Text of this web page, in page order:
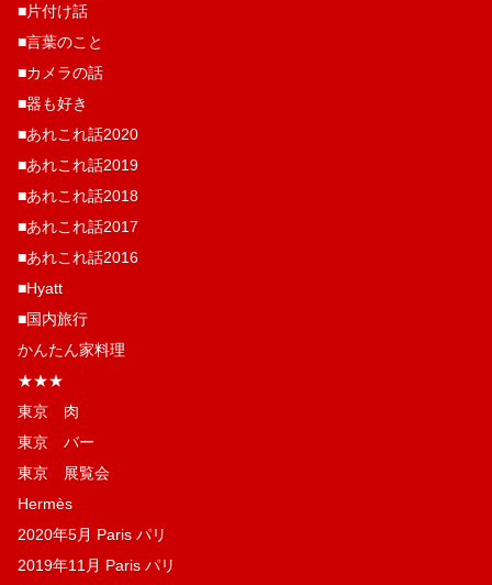
■片付け話
■言葉のこと
■カメラの話
■器も好き
■あれこれ話2020
■あれこれ話2019
■あれこれ話2018
■あれこれ話2017
■あれこれ話2016
■Hyatt
■国内旅行
かんたん家料理
★★★
東京 肉
東京 バー
東京 展覧会
Hermès
2020年5月 Paris パリ
2019年11月 Paris パリ